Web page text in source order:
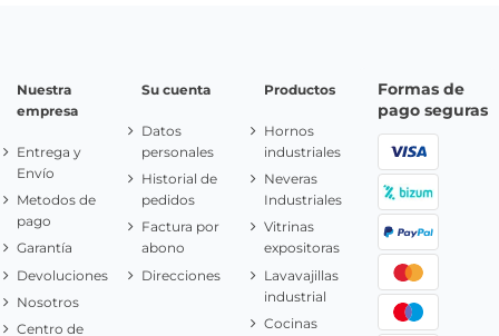
Nuestra
empresa
Entrega y
Envío
Metodos de
pago
Garantía
Devoluciones
Nosotros
Centro de
Su cuenta
Datos
personales
Historial de
pedidos
Factura por
abono
Direcciones
Productos
Hornos
industriales
Neveras
Industriales
Vitrinas
expositoras
Lavavajillas
industrial
Cocinas
Formas de
pago seguras